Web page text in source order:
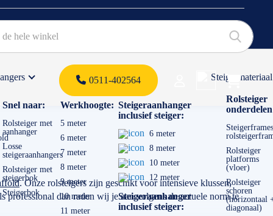
0511-402564
Snel naar:
Rolsteiger met
aanhanger
Losse
steigeraanhangers
Rolsteiger met
steigerbok
Steigerbok
Werkhoogte:
5 meter
6 meter
7 meter
8 meter
9 meter
10 meter
11 meter
Steigeraanhanger
inclusief steiger:
6 meter
8 meter
10 meter
12 meter
Steigeraanhanger
inclusief steiger:
Steigermateriaal
Rolsteiger
Rolsteiger
platforms
(vloer)
Rolsteiger
schoren
(horizontaal
diagonaal)
. Onze rolsteigers zijn geschikt voor intensieve klussen,
dan raden wij je aan volgens de actuele norm te